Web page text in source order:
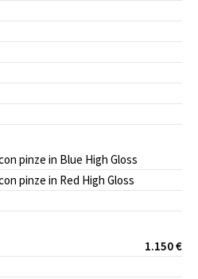
pinze in Blue High Gloss
pinze in Red High Gloss
1.150 €